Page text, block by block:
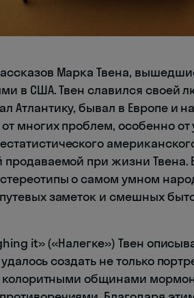
Марка Твена,
в США. Твен славился своей
Атлантику, бывал в Европе и
многих проблем, особенно от
продаваемой при жизни
о самом умном
заметок и смешных
it» («Налегке») Твен
создать не только
общинами